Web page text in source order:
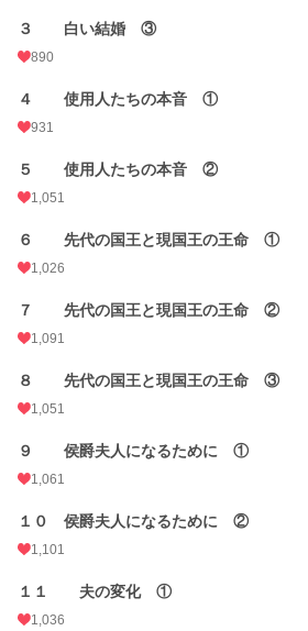
月間ポイント
年間ポイント 38,860 pt (12,620 位)
累計ポイント
３ 白い結婚 ③
890
４ 使用人たちの本音 ①
931
５ 使用人たちの本音 ②
1,051
６ 先代の国王と現国王の王命 ①
1,026
７ 先代の国王と現国王の王命 ②
1,091
８ 先代の国王と現国王の王命 ③
1,051
９ 侯爵夫人になるために ①
1,061
１０ 侯爵夫人になるために ②
1,101
１１ 夫の変化 ①
1,036